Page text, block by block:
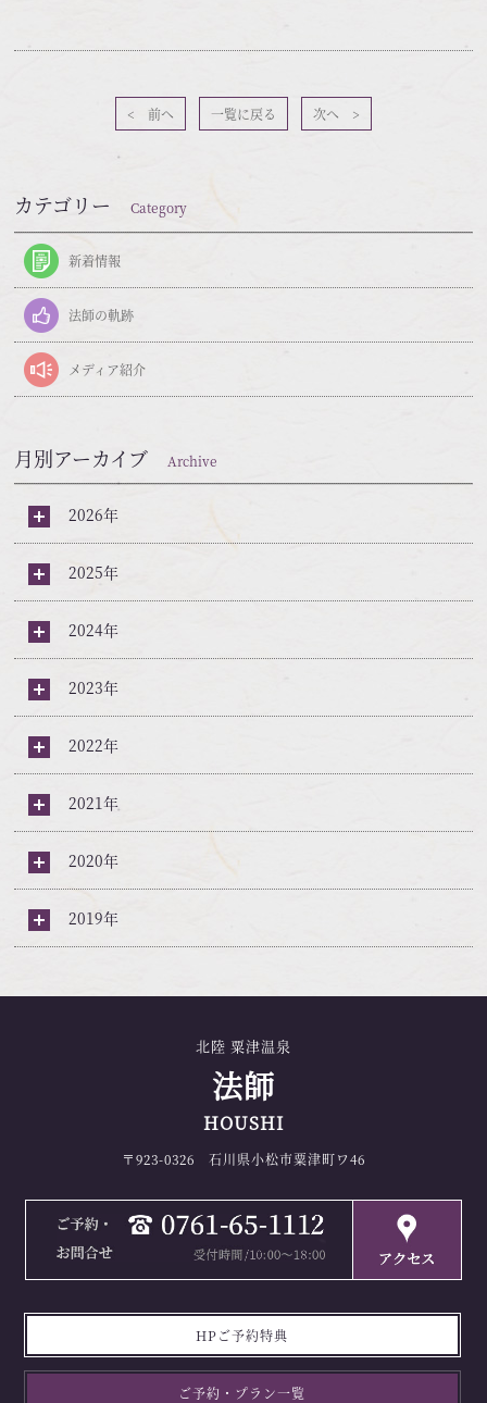
< 前へ 一覧に戻る 次へ >
カテゴリーCategory
新着情報
法師の軌跡
メディア紹介
月別アーカイブ Archive
2026年
2025年
2024年
2023年
2022年
2021年
2020年
2019年
北陸 粟津温泉
法師
HOUSHI
〒923-0326 石川県小松市粟津町ワ46
HPご予約特典
ご予約・プラン一覧